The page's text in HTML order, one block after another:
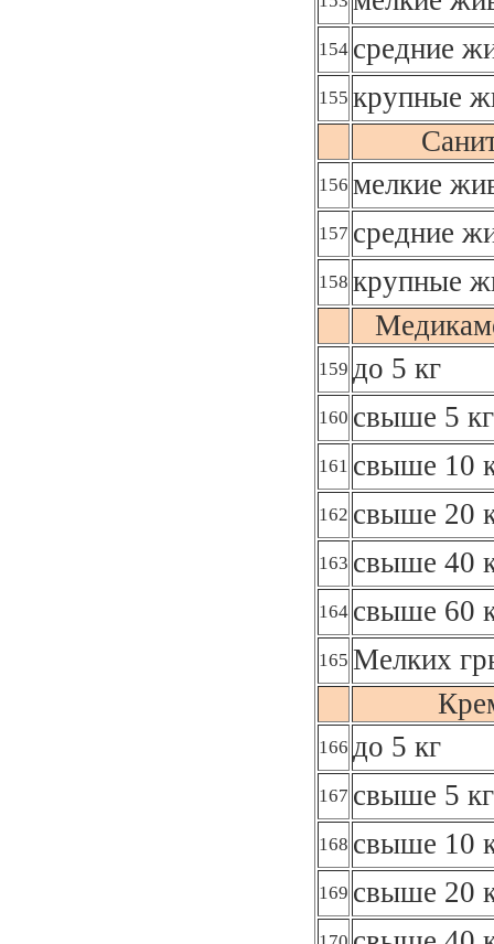
154 средние
155 крупные
156 мелкие
157 средние
158 крупные
159 до 5 кг
160 свыше 5
161 свыше 10
162 свыше 20
163 свыше 40
164 свыше 60
165 Мелких
166 до 5 кг
167 свыше 5
168 свыше 10
169 свыше 20